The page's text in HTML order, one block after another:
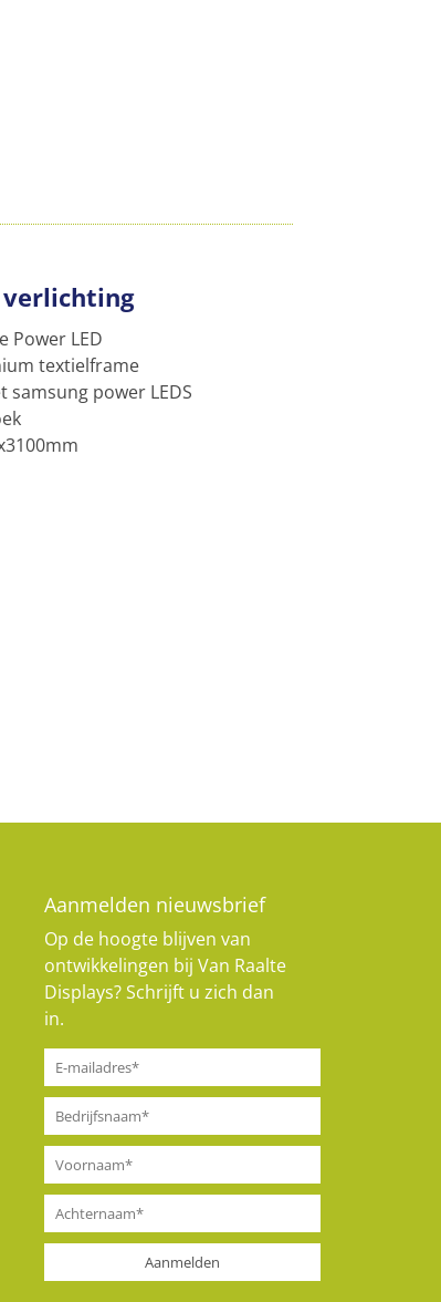
Power LED
textielframe
samsung power LEDS
Aanmelden nieuwsbrief
Op de hoogte blijven van
ontwikkelingen bij Van Raalte
Displays? Schrijft u zich dan
in.